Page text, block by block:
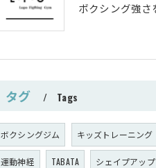
タグ Tags
ボクシングジム キッズトレーニング
運動神経 TABATA シェイプアップ